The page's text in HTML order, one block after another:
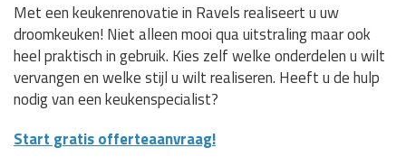
Met een keukenrenovatie in Ravels realiseert u uw
droomkeuken! Niet alleen mooi qua uitstraling maar ook
heel praktisch in gebruik. Kies zelf welke onderdelen u wilt
vervangen en welke stijl u wilt realiseren. Heeft u de hulp
nodig van een keukenspecialist?
Start gratis offerteaanvraag!